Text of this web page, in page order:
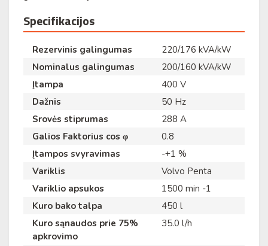
Specifikacijos
Rezervinis galingumas
220/176 kVA/kW
Nominalus galingumas
200/160 kVA/kW
Įtampa
400 V
Dažnis
50 Hz
Srovės stiprumas
288 A
Galios Faktorius cos φ
0.8
Įtampos svyravimas
-+1 %
Variklis
Volvo Penta
Variklio apsukos
1500 min -1
Kuro bako talpa
450 l
Kuro sąnaudos prie 75%
apkrovimo
35.0 l/h